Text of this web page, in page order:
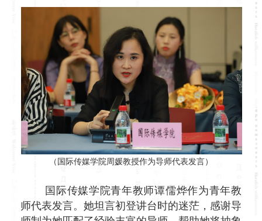
（国际传媒学院周媛教授作为导师代表发言）
国际传媒学院青年教师谭儒烨作为青年教
师代表发言。她坦言初登讲台时的迷茫，感谢导